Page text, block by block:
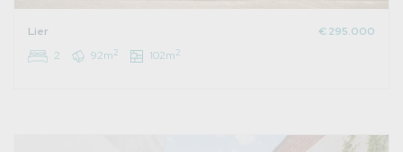
Lier
€ 295.000
2
92m2 102m2